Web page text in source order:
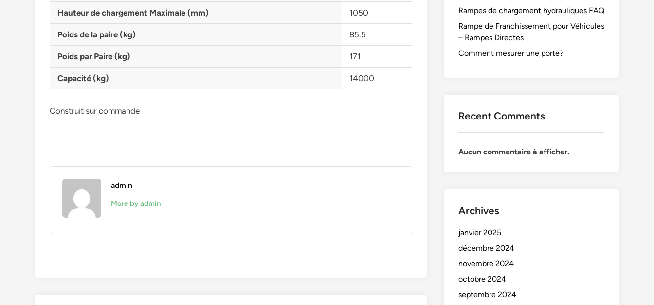
Hauteur de chargement Maximale (mm) 1050
Poids de la paire (kg) 85.5
Poids par Paire (kg) 171
Capacité (kg) 14000
Construit sur commande
admin
More by admin
Rampes de chargement hydrauliques FAQ
Rampe de Franchissement pour Véhicules
– Rampes Directes
Comment mesurer une porte?
Recent Comments
Aucun commentaire à afficher.
Archives
janvier 2025
décembre 2024
novembre 2024
octobre 2024
septembre 2024